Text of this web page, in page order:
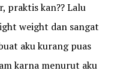
praktis kan?? Lalu
weight dan sangat
aku kurang puas
karna menurut aku